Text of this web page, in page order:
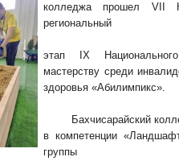
колледжа прошел VII
региональный
этап IХ
мастерству среди
здоровья «Абилимпикс».
Бахчисарайский
в компетенции
группы